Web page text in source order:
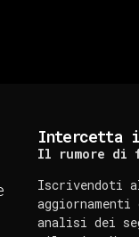
Intercetta i
Il rumore di
Iscrivendoti
analisi dei